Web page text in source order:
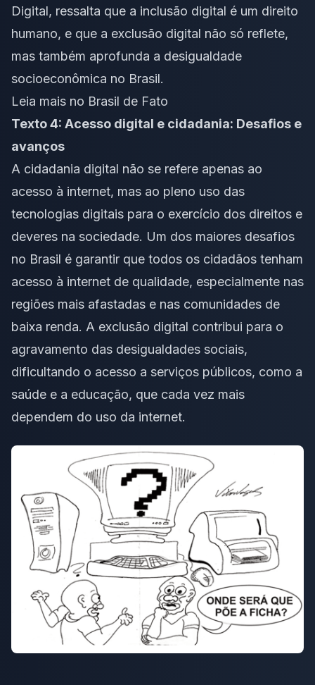
Digital, ressalta que a inclusão digital é um direito
humano, e que a exclusão digital não só reflete,
mas também aprofunda a desigualdade
socioeconômica no Brasil.
Leia mais no Brasil de Fato
Texto 4: Acesso digital e cidadania: Desafios e
avanços
A cidadania digital não se refere apenas ao
acesso à internet, mas ao pleno uso das
tecnologias digitais para o exercício dos direitos e
deveres na sociedade. Um dos maiores desafios
no Brasil é garantir que todos os cidadãos tenham
acesso à internet de qualidade, especialmente nas
regiões mais afastadas e nas comunidades de
baixa renda. A exclusão digital contribui para o
agravamento das desigualdades sociais,
dificultando o acesso a serviços públicos, como a
saúde e a educação, que cada vez mais
dependem do uso da internet.